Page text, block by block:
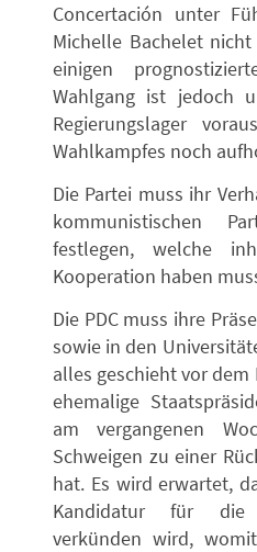
Concertación unter
Michelle Bachelet
einigen
Wahlgang ist jedoch
Regierungslager
Wahlkampfes noch
Die Partei muss ihr
kommunistischen
festlegen, welche
Kooperation haben
Die PDC muss ihre
sowie in den
alles geschieht vor
ehemalige
am vergangenen
Schweigen zu einer
hat. Es wird erwartet,
Kandidatur für die
verkünden wird,